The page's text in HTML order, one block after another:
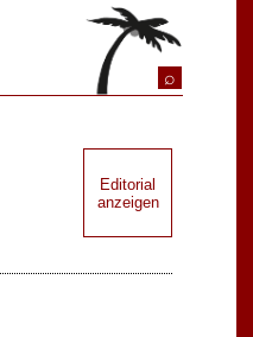
⌕
Editorial
anzeigen